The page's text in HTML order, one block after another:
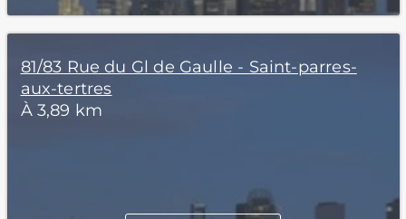
81/83 Rue du Gl de Gaulle - Saint-parres-
aux-tertres
À 3,89 km